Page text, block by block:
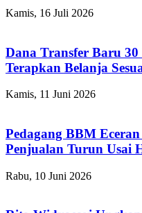
Kamis, 16 Juli 2026
Dana Transfer Baru
Terapkan Belanja
Kamis, 11 Juni 2026
Pedagang BBM
Penjualan Turun Usai
Rabu, 10 Juni 2026